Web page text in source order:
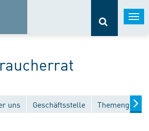
uns Geschäftsstelle